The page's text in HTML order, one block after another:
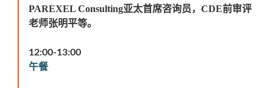
PAREXEL Consulting亚太首席咨询员，CDE前审评
老师张明平等。
12:00-13:00
午餐